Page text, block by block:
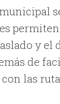
y el
de
las